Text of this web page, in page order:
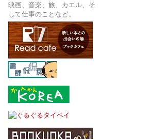
映画、音楽、旅、カエル、そ
して仕事のことなど。